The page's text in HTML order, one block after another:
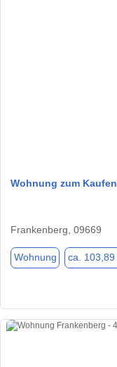
Wohnung zum
Frankenberg, 09669
Wohnung ca. 103,89